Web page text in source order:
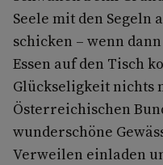
Seele mit den Segeln
schicken – wenn
Essen auf den Tisch
Glückseligkeit nichts
Österreichischen
wunderschöne
Verweilen einladen